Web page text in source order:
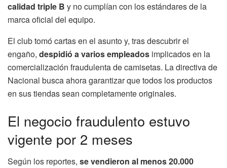
calidad triple B y no cumplían con los estándares de la
marca oficial del equipo.
El club tomó cartas en el asunto y, tras descubrir el
engaño, despidió a varios empleados implicados en la
comercialización fraudulenta de camisetas. La directiva de
Nacional busca ahora garantizar que todos los productos
en sus tiendas sean completamente originales.
El negocio fraudulento estuvo
vigente por 2 meses
Según los reportes, se vendieron al menos 20.000